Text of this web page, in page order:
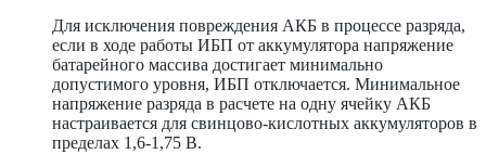
Для исключения повреждения АКБ в процессе разряда,
если в ходе работы ИБП от аккумулятора напряжение
батарейного массива достигает минимально
допустимого уровня, ИБП отключается. Минимальное
напряжение разряда в расчете на одну ячейку АКБ
настраивается для свинцово-кислотных аккумуляторов в
пределах 1,6-1,75 В.